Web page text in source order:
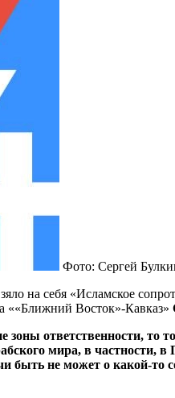
Фото: Сергей
на себя «Исламское
««Ближний Восток»-Кавказ»
ответственности, то
мира, в частности, в
быть не может о какой-то